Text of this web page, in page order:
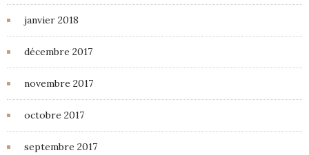
janvier 2018
décembre 2017
novembre 2017
octobre 2017
septembre 2017